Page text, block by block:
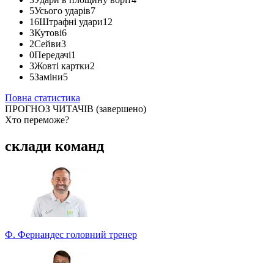
5Усього ударів7
16Штрафні удари12
3Кутові6
2Сейви3
0Передачі1
3Жовті картки2
5Заміни5
Повна статистика
ПРОГНОЗ ЧИТАЧІВ (завершено)
Хто переможе?
Найпопулярніший рахунок
Сформований за прогнозами учасників турніру прогнозистів.
Долучайтеся до конкурсу та вигравайте класні призи!
склади команд
Ф. Фернандес головний тренер